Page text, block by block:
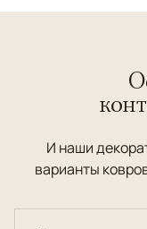
И наши
варианты